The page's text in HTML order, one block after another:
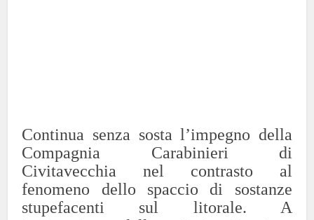
Continua senza sosta l’impegno della
Compagnia Carabinieri di
Civitavecchia nel contrasto al
fenomeno dello spaccio di sostanze
stupefacenti sul litorale. A